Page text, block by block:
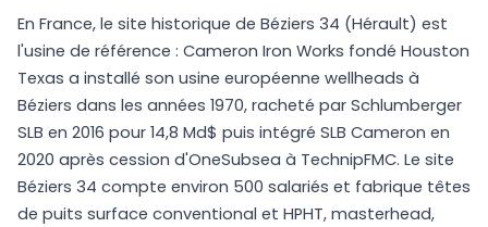
En France, le site historique de Béziers 34 (Hérault) est
l'usine de référence : Cameron Iron Works fondé Houston
Texas a installé son usine européenne wellheads à
Béziers dans les années 1970, racheté par Schlumberger
SLB en 2016 pour 14,8 Md$ puis intégré SLB Cameron en
2020 après cession d'OneSubsea à TechnipFMC. Le site
Béziers 34 compte environ 500 salariés et fabrique têtes
de puits surface conventional et HPHT, masterhead,